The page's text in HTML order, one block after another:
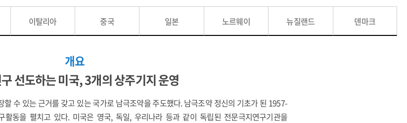
이탈리아 중국 일본 노르웨이 뉴질랜드 덴마크
개요
선도하는 미국, 3개의 상주기지 운영
수 있는 근거를 갖고 있는 국가로 남극조약을 주도했다. 남극조약 정신의 기초가 된 1957-
동을 펼치고 있다. 미국은 영국, 독일, 우리나라 등과 같이 독립된 전문극지연구기관을